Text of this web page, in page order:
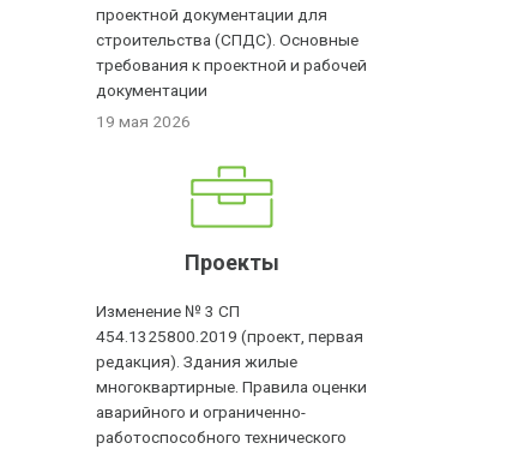
проектной документации для
строительства (СПДС). Основные
требования к проектной и рабочей
документации
19 мая 2026
Проекты
Изменение № 3 СП
454.1325800.2019 (проект, первая
редакция). Здания жилые
многоквартирные. Правила оценки
аварийного и ограниченно-
работоспособного технического